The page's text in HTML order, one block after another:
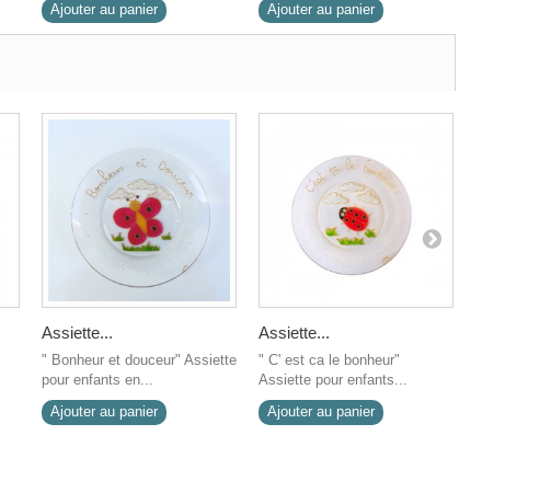
Ajouter au panier
Ajouter au panier
Assiette...
" Bonheur et douceur" Assiette
pour enfants en...
Ajouter au panier
Assiette...
" C' est ca le bonheur"
Assiette pour enfants...
Ajouter au panier